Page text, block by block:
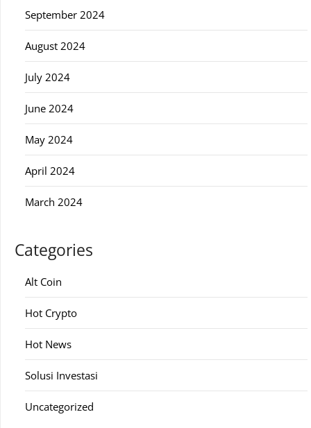
September 2024
August 2024
July 2024
June 2024
May 2024
April 2024
March 2024
Categories
Alt Coin
Hot Crypto
Hot News
Solusi Investasi
Uncategorized